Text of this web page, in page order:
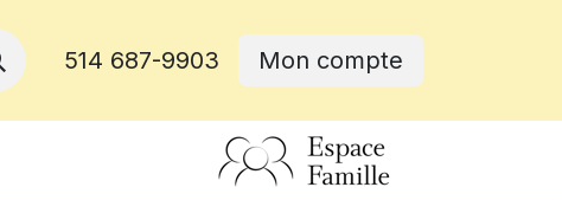
514 687-9903 Mon compte